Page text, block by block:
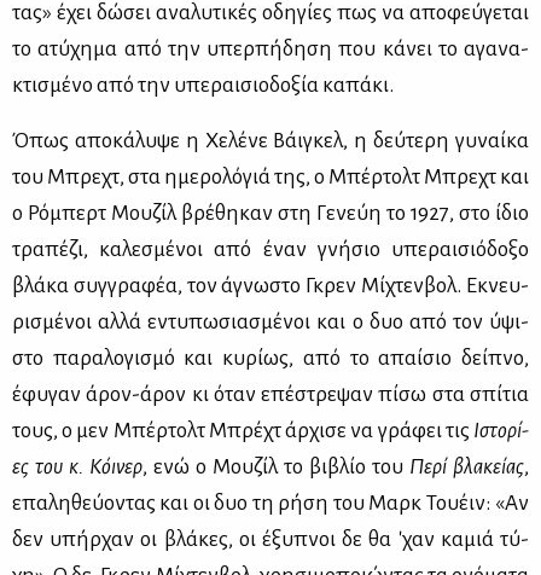
τας» έχει δώ­σει ανα­λυ­τι­κές οδη­γί­ες πως να απο­φεύ­γε­ται
το ατύ­χη­μα από την υπερ­πή­δη­ση που κά­νει το αγα­να­
κτι­σμέ­νο από την υπε­ραι­σιο­δο­ξία κα­πά­κι.
Όπως απο­κά­λυ­ψε η Χε­λέ­νε Βάι­γκελ, η δεύ­τε­ρη γυ­ναί­κα
του Μπρε­χτ, στα ημε­ρο­λό­γιά της, ο Μπέρ­τολτ Μπρε­χτ και
ο Ρό­μπερτ Μου­ζίλ βρέ­θη­καν στη Γε­νεύη το 1927, στο ίδιο
τρα­πέ­ζι, κα­λε­σμέ­νοι από έναν γνή­σιο υπε­ραι­σιό­δο­ξο
βλά­κα συγ­γρα­φέα, τον άγνω­στο Γκρεν Μί­χτεν­βολ. Εκνευ­
ρι­σμέ­νοι αλ­λά εντυ­πω­σια­σμέ­νοι και ο δυο από τον ύψι­
στο πα­ρα­λο­γι­σμό και κυ­ρί­ως, από το απαί­σιο δεί­πνο,
έφυ­γαν άρον-άρον κι όταν επέ­στρε­ψαν πί­σω στα σπί­τια
τους, ο μεν Μπέρ­τολτ Μπρέ­χτ άρ­χι­σε να γρά­φει τις Ιστο­ρί­
ες του κ. Κόι­νερ, ενώ ο Μου­ζίλ το βι­βλίο του Πε­ρί βλα­κεί­ας,
επα­λη­θεύ­ο­ντας και οι δυο τη ρή­ση του Μαρκ Του­έιν: «Αν
δεν υπήρ­χαν οι βλά­κες, οι έξυ­πνοι δε θα 'χαν κα­μιά τύ­